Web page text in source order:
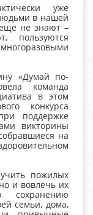
уже
в нашей
еще не знают –
пользуются
«Думай по-
команда
в этом
конкурса
поддержке
викторины
на
пожилых
и вовлечь их
сохранению
семьи, дома,